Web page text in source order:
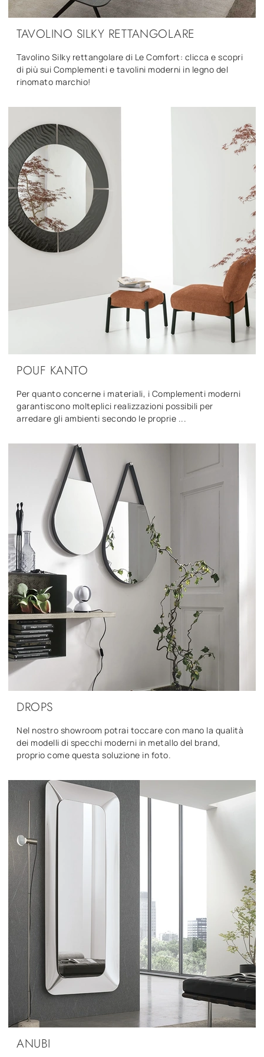
TAVOLINO SILKY RETTANGOLARE
Tavolino Silky rettangolare di Le Comfort: clicca e scopri
di più sui Complementi e tavolini moderni in legno del
rinomato marchio!
POUF KANTO
Per quanto concerne i materiali, i Complementi moderni
garantiscono molteplici realizzazioni possibili per
arredare gli ambienti secondo le proprie ...
DROPS
Nel nostro showroom potrai toccare con mano la qualità
dei modelli di specchi moderni in metallo del brand,
proprio come questa soluzione in foto.
ANUBI